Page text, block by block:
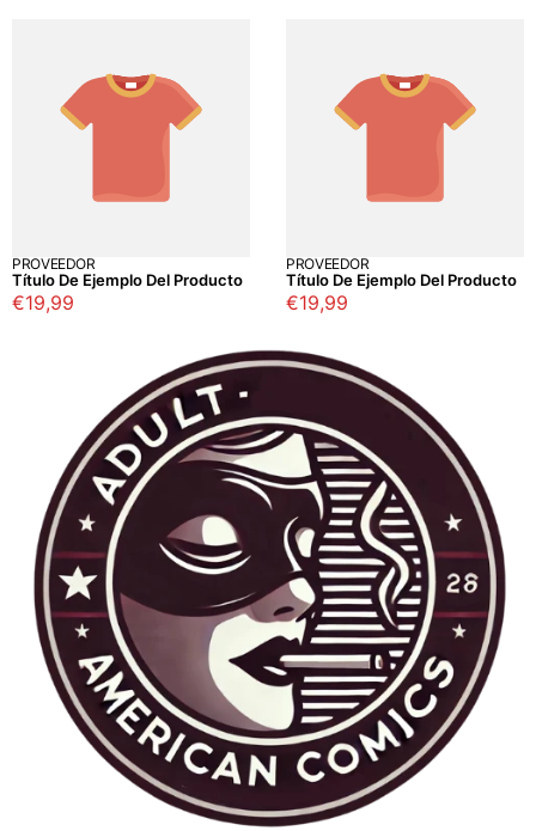
PROVEEDOR
Título De Ejemplo Del Producto
Precio
€19,99
PROVEEDOR
Título De Ejemplo Del Producto
Precio
€19,99